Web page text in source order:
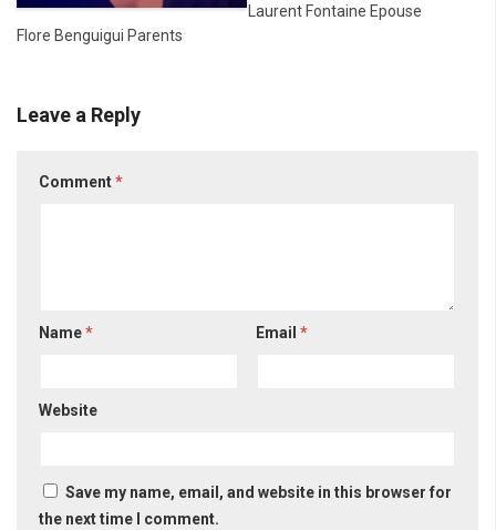
Flore Benguigui Parents
Laurent Fontaine Epouse
Leave a Reply
Comment*
Name* Email*
Website
Save my name, email, and website in this browser for
the next time I comment.